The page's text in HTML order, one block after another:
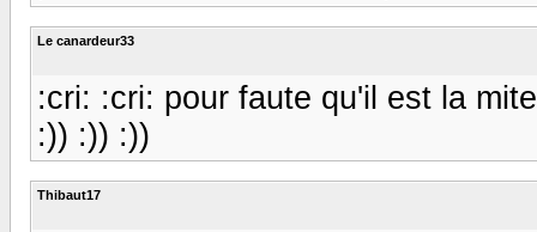
Le canardeur33
:cri: :cri: pour faute qu'il est la
:)) :)) :))
Thibaut17